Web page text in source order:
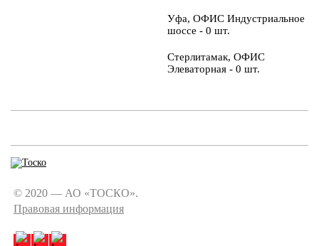
Уфа, ОФИС Индустриальное
шоссе - 0 шт.
Стерлитамак, ОФИС
Элеваторная - 0 шт.
© 2020 — АО «ТОСКО».
Правовая информация